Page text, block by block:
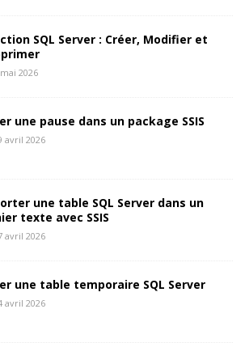
SQL Server : Créer, Modifier et
2026
une pause dans un package SSIS
avril 2026
une table SQL Server dans un
texte avec SSIS
avril 2026
une table temporaire SQL Server
avril 2026